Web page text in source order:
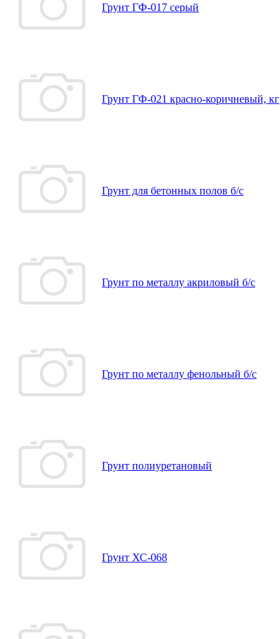
Грунт ГФ-017 серый
Грунт ГФ-021 красно-коричневый, кг
Грунт для бетонных полов б/с
Грунт по металлу акриловый б/с
Грунт по металлу фенольный б/с
Грунт полиуретановый
Грунт ХС-068